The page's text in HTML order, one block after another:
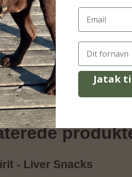
- Liver Snacks
Jatak